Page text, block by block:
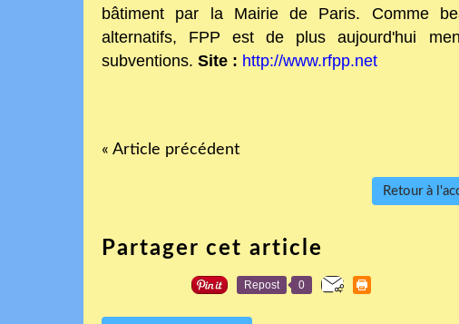
bâtiment par la Mairie de Paris. Comme
alternatifs, FPP est de plus aujourd'hui
subventions. Site : http://www.rfpp.net
« Article précédent
Retour à
Partager cet article
Repost 0